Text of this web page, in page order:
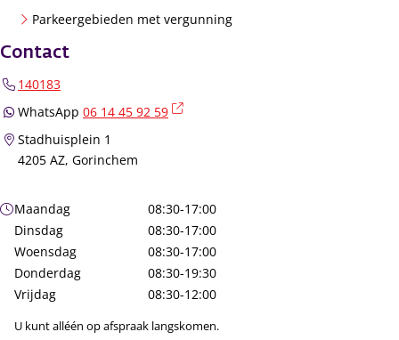
Parkeergebieden met vergunning
Contact
140183
WhatsApp 06 14 45 92 59
Stadhuisplein 1
4205 AZ, Gorinchem
Openingstijden
Maandag
08:30-17:00
Dinsdag
08:30-17:00
Woensdag
08:30-17:00
Donderdag
08:30-19:30
Vrijdag
08:30-12:00
U kunt alléén op afspraak langskomen.